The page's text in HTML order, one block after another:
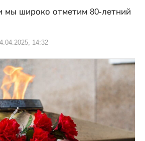
мы широко отметим 80-летний
14:32